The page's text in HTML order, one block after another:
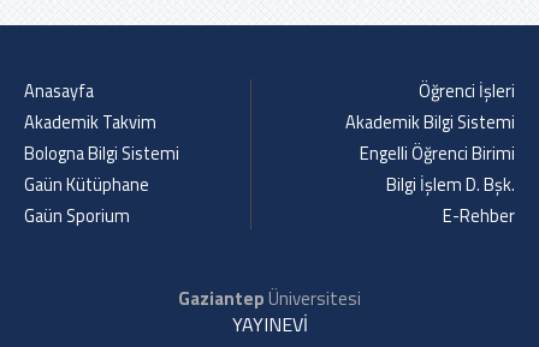
Anasayfa
Akademik Takvim
Bologna Bilgi Sistemi
Gaün Kütüphane
Gaün Sporium
Öğrenci İşleri
Akademik Bilgi Sistemi
Engelli Öğrenci Birimi
Bilgi İşlem D. Bşk.
E-Rehber
GaziantepÜniversitesi
YAYINEVİ